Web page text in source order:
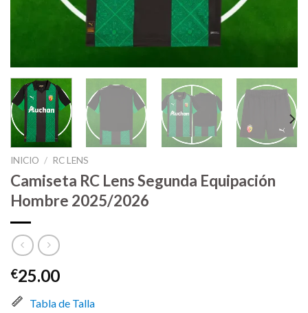
INICIO / RC LENS
Camiseta RC Lens Segunda Equipación
Hombre 2025/2026
€25.00
Tabla de Talla